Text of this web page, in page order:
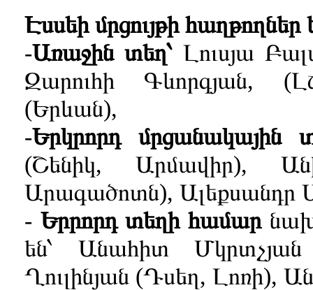
Էսսեի մրցույթի
-Առաջին տեղ՝ Լուսյա
Զարուհի Գևորգյան,
(Երևան),
-Երկրորդ մրցանակային
(Շենիկ, Արմավիր),
Արագածոտն), Ալեքսանդր
- Երրորդ տեղի համար
են՝ Անահիտ
Ղուլինյան (Դսեղ, Լոռի),